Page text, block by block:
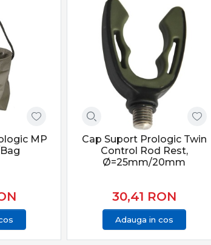
MP
Cap Suport Prologic Twin
Control Rod Rest,
Ø=25mm/20mm
30,41 RON
Adauga in cos